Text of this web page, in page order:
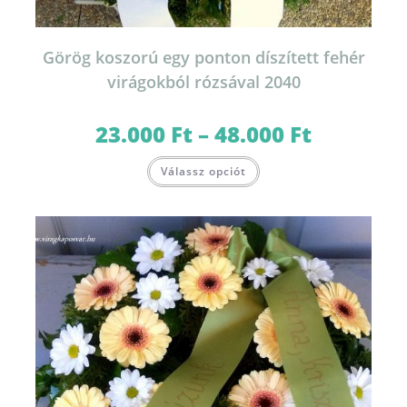
Görög koszorú egy ponton díszített fehér
virágokból rózsával 2040
23.000 Ft–48.000 Ft23.000 Ft
Válassz opciót a
van.
A
változatok
a
termékoldalon
választhatók
ki